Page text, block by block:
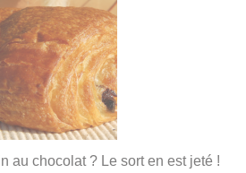
au chocolat ? Le sort en est jeté !